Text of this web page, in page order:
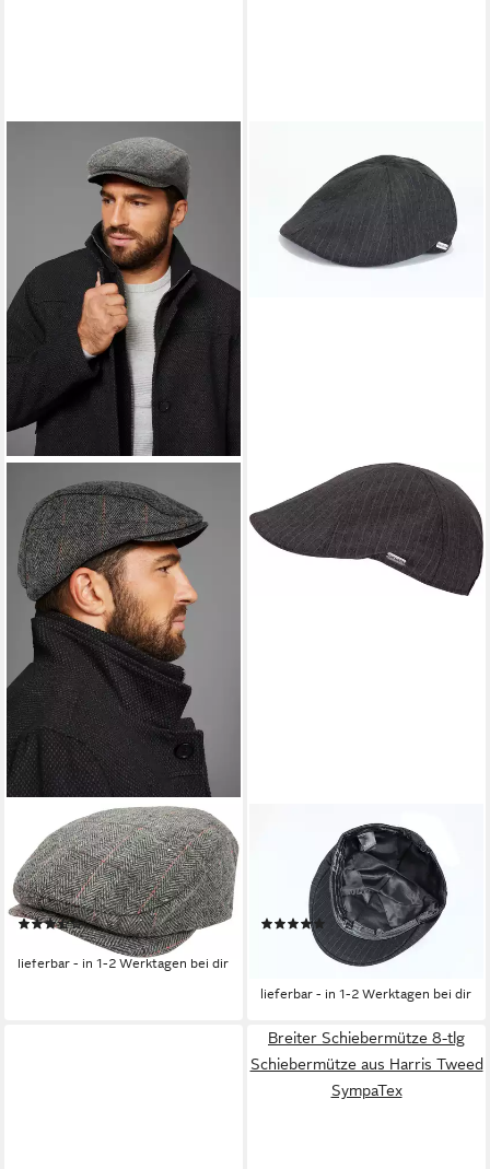
MAN'S WORLD
Schiebermütze stylischer
Winter-Flatcap - wärmend
gefütter
(19)
lieferbar - in 1-2 Werktagen bei dir
Schiebermütze Alicante Hat
mit feinem Streifenmuster &
moderner Eleganz
(16)
24,99 € UVP 29,99 €
lieferbar - in 1-2 Werktagen bei dir
Breiter Schiebermütze 8-tlg
Schiebermütze aus Harris Tweed
SympaTex